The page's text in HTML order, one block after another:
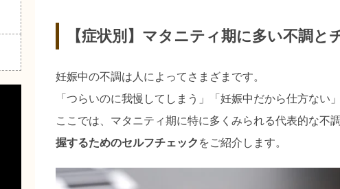
【症状別】マタニティ期に多い不調と
妊娠中の不調は人によってさまざまです。
「つらいのに我慢してしまう」「妊娠中だから仕方ない
ここでは、マタニティ期に特に多くみられる代表的な不
握するためのセルフチェック をご紹介します。